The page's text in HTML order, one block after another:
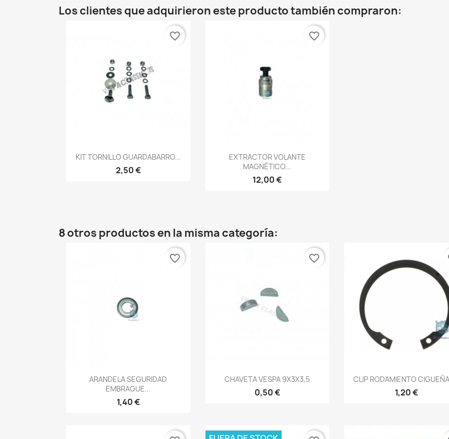
Los clientes que adquirieron este producto también compraron:
 Vista rápida
KIT TORNILLO GUARDABARRO...
2,50 €
favorite_border
Vista rápida
EXTRACTOR VOLANTE
MAGNÉTICO...
12,00 €
favorite_border
8 otros productos en la misma categoría:
Vista rápida
ARANDELA SEGURIDAD
EMBRAGUE...
1,40 €
favorite_border
Vista rápida
CHAVETA VESPA 9X3X3,5
0,50 €
favorite_border
Vista rápida
CLIP RODAMIENTO
1,20 €